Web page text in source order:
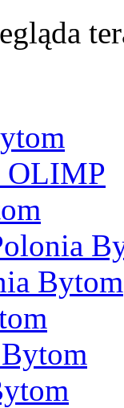
OLIMP
Bytom